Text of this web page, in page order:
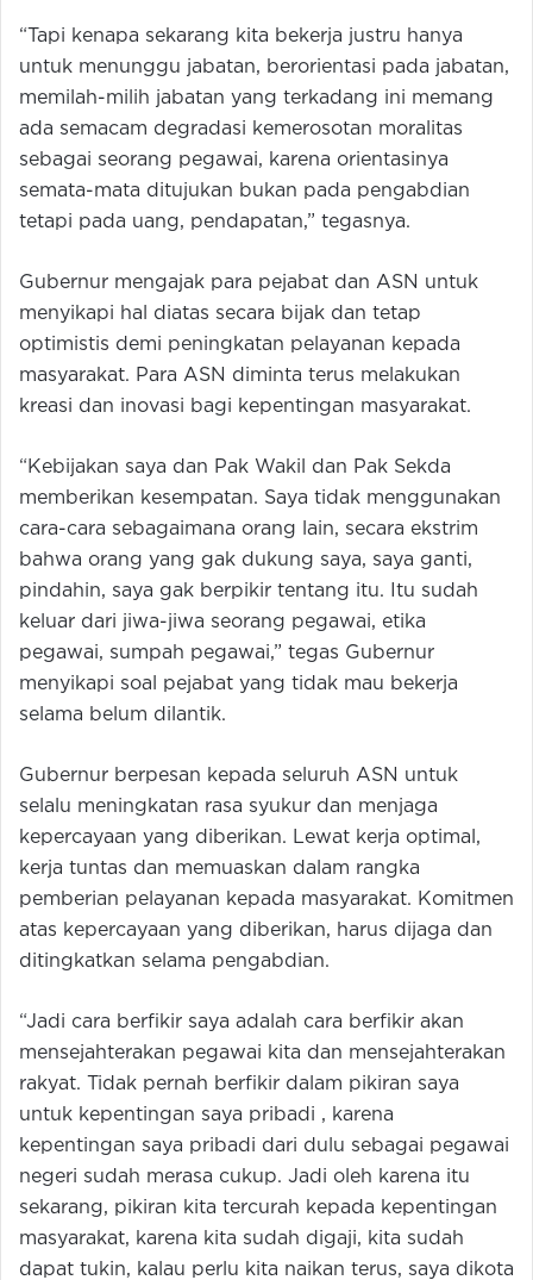
“Tapi kenapa sekarang kita bekerja justru hanya
untuk menunggu jabatan, berorientasi pada jabatan,
memilah-milih jabatan yang terkadang ini memang
ada semacam degradasi kemerosotan moralitas
sebagai seorang pegawai, karena orientasinya
semata-mata ditujukan bukan pada pengabdian
tetapi pada uang, pendapatan,” tegasnya.
Gubernur mengajak para pejabat dan ASN untuk
menyikapi hal diatas secara bijak dan tetap
optimistis demi peningkatan pelayanan kepada
masyarakat. Para ASN diminta terus melakukan
kreasi dan inovasi bagi kepentingan masyarakat.
“Kebijakan saya dan Pak Wakil dan Pak Sekda
memberikan kesempatan. Saya tidak menggunakan
cara-cara sebagaimana orang lain, secara ekstrim
bahwa orang yang gak dukung saya, saya ganti,
pindahin, saya gak berpikir tentang itu. Itu sudah
keluar dari jiwa-jiwa seorang pegawai, etika
pegawai, sumpah pegawai,” tegas Gubernur
menyikapi soal pejabat yang tidak mau bekerja
selama belum dilantik.
Gubernur berpesan kepada seluruh ASN untuk
selalu meningkatan rasa syukur dan menjaga
kepercayaan yang diberikan. Lewat kerja optimal,
kerja tuntas dan memuaskan dalam rangka
pemberian pelayanan kepada masyarakat. Komitmen
atas kepercayaan yang diberikan, harus dijaga dan
ditingkatkan selama pengabdian.
“Jadi cara berfikir saya adalah cara berfikir akan
mensejahterakan pegawai kita dan mensejahterakan
rakyat. Tidak pernah berfikir dalam pikiran saya
untuk kepentingan saya pribadi , karena
kepentingan saya pribadi dari dulu sebagai pegawai
negeri sudah merasa cukup. Jadi oleh karena itu
sekarang, pikiran kita tercurah kepada kepentingan
masyarakat, karena kita sudah digaji, kita sudah
dapat tukin, kalau perlu kita naikan terus, saya dikota